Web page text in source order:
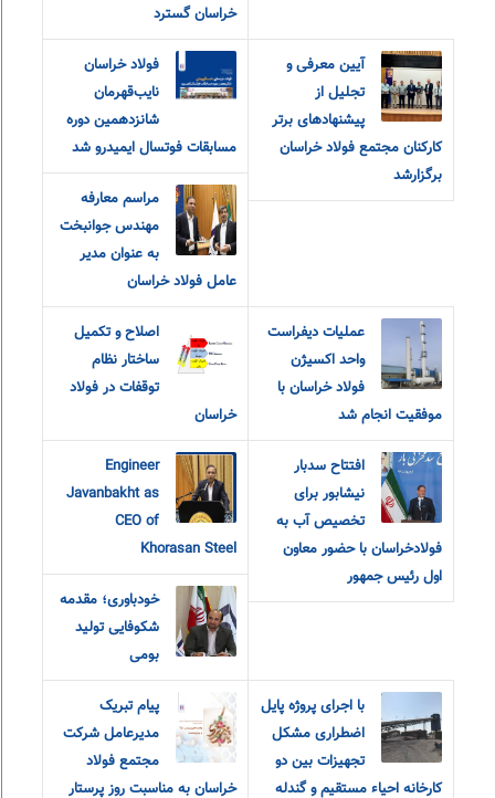
خراسان گسترد
آیین معرفی و
تجلیل از
پیشنهادهای برتر
کارکنان مجتمع فولاد خراسان
برگزارشد
فولاد خراسان
نایب‌قهرمان
شانزدهمین دوره
مسابقات فوتسال ایمیدرو شد
مراسم معارفه
مهندس جوانبخت
به عنوان مدیر
عامل فولاد خراسان
عملیات دیفراست
واحد اکسیژن
فولاد خراسان با
موفقیت انجام شد
اصلاح و تکمیل
ساختار نظام
توقفات در فولاد
خراسان
افتتاح سدبار
نیشابور برای
تخصیص آب به
فولادخراسان با حضور معاون
اول رئیس جمهور
Engineer
Javanbakht as
CEO of
Khorasan Steel
خودباوری؛ مقدمه
شکوفایی تولید
بومی
با اجرای پروژه پایل
اضطراری مشکل
تجهيزات بين دو
كارخانه احياء مستقيم و گندله
پیام تبریک
مدیرعامل شرکت
مجتمع فولاد
خراسان به مناسبت روز پرستار